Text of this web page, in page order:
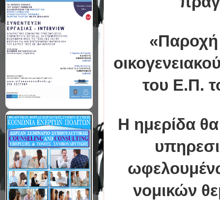
«Παροχή
του Ε.Π.
Η ημερίδα
νομικών